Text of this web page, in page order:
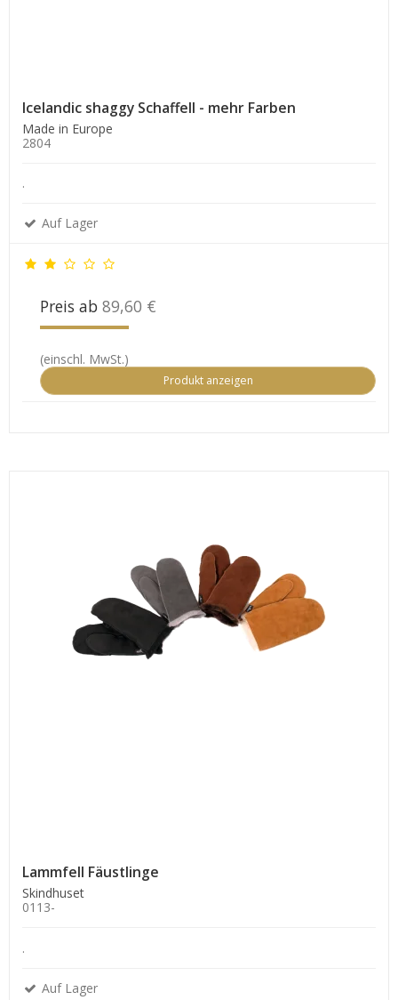
Icelandic shaggy Schaffell - mehr Farben
Made in Europe
2804
.
Auf Lager
Preis ab 89,60 €
(einschl. MwSt.)
Produkt anzeigen
Lammfell Fäustlinge
Skindhuset
0113-
.
Auf Lager